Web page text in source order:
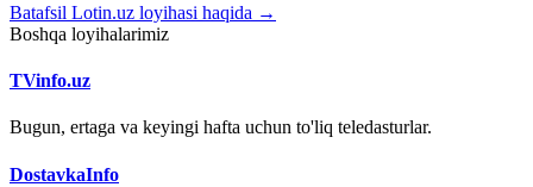
Batafsil Lotin.uz loyihasi haqida →
Boshqa loyihalarimiz
TVinfo.uz
Bugun, ertaga va keyingi hafta uchun to'liq teledasturlar.
DostavkaInfo